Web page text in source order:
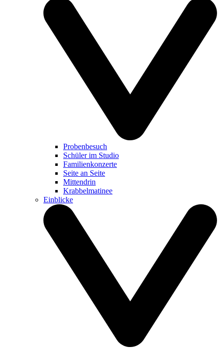
Probenbesuch
Schüler im Studio
Familienkonzerte
Seite an Seite
Mittendrin
Krabbelmatinee
Einblicke